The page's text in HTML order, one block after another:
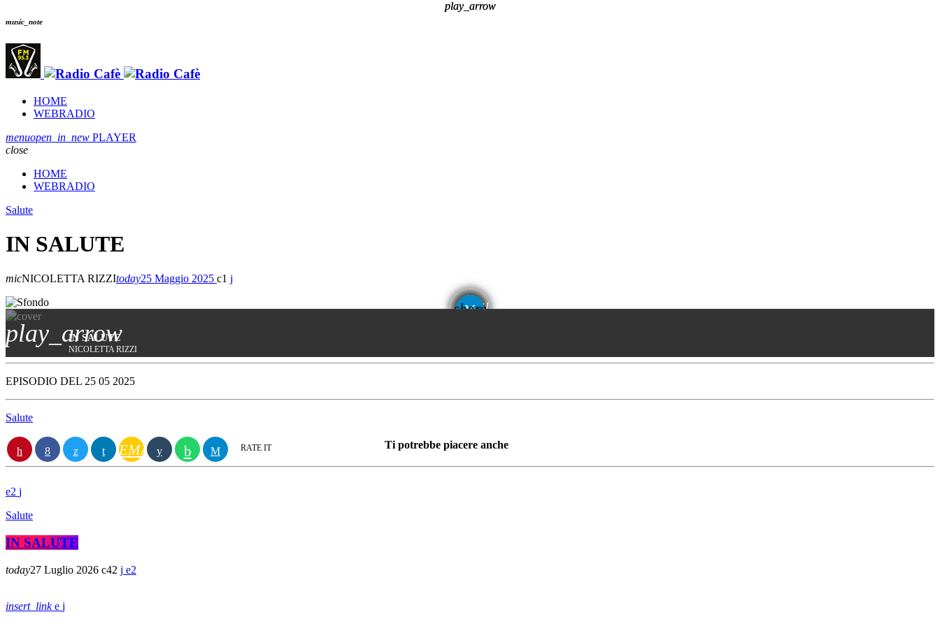
music_note
HOME
WEBRADIO
menuopen_in_new PLAYER
close
HOME
WEBRADIO
play_arrow
Salute
IN SALUTE
micNICOLETTA RIZZItoday25 Maggio 2025 1
share
email
play_arrow
IN SALUTE
NICOLETTA RIZZI
EPISODIO DEL 25 05 2025
Salute
EMAIL RATE IT Ti potrebbe piacere anche
play_arrow
2
Salute
IN SALUTE
today27 Luglio 2026 42 2
insert_link